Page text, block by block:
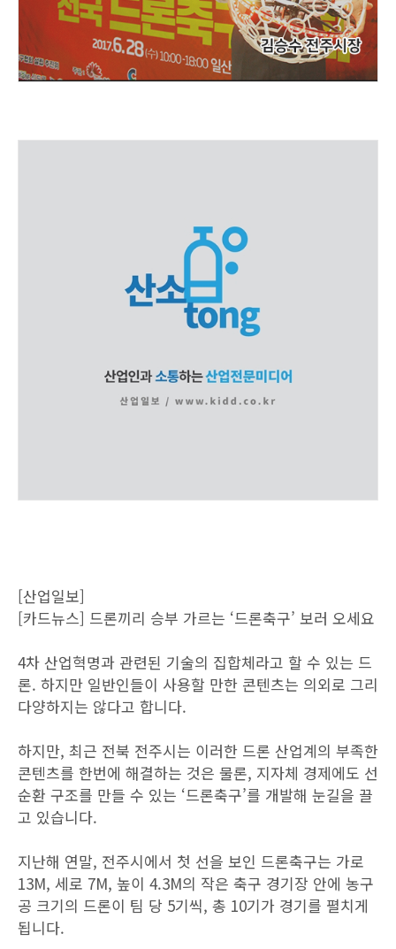
[산업일보]
[카드뉴스] 드론끼리 승부 가르는 ‘드론축구’ 보러 오세요
4차 산업혁명과 관련된 기술의 집합체라고 할 수 있는 드
론. 하지만 일반인들이 사용할 만한 콘텐츠는 의외로 그리
다양하지는 않다고 합니다.
하지만, 최근 전북 전주시는 이러한 드론 산업계의 부족한
콘텐츠를 한번에 해결하는 것은 물론, 지자체 경제에도 선
순환 구조를 만들 수 있는 ‘드론축구’를 개발해 눈길을 끌
고 있습니다.
지난해 연말, 전주시에서 첫 선을 보인 드론축구는 가로
13M, 세로 7M, 높이 4.3M의 작은 축구 경기장 안에 농구
공 크기의 드론이 팀 당 5기씩, 총 10기가 경기를 펼치게
됩니다.